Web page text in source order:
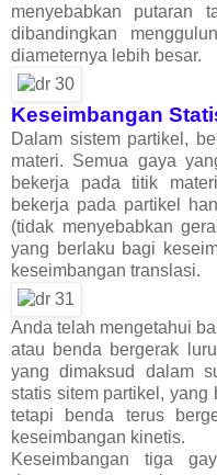
menyebabkan putaran
dibandingkan
diameternya lebih besar.
Keseimbangan
Dalam sistem partikel,
materi. Semua gaya
bekerja pada titik
bekerja pada partikel
(tidak menyebabkan
yang berlaku bagi
keseimbangan translasi.
Anda telah mengetahui
atau benda bergerak
yang dimaksud dalam
statis sitem partikel, yang
tetapi benda terus
keseimbangan kinetis.
Keseimbangan tiga